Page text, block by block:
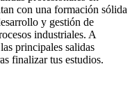
con una formación sólida
y gestión de
industriales. A
principales salidas
finalizar tus estudios.